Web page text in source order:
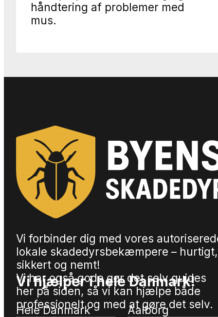
håndtering af problemer med
mus.
Vi forbinder dig med vores
lokale skadedyrsbekæmpere – hurtigt,
sikkert og nemt!
Vi har også gode gør det selv guides
her på siden, så vi kan hjælpe både
professionelt og med at gøre det selv.
Vi hjælper i hele Danmark!
Hele Danmark
Aalborg